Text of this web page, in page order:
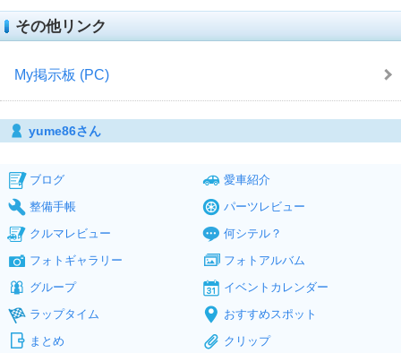
その他リンク
My掲示板 (PC)
yume86さん
ブログ
愛車紹介
整備手帳
パーツレビュー
クルマレビュー
何シテル？
フォトギャラリー
フォトアルバム
グループ
イベントカレンダー
ラップタイム
おすすめスポット
まとめ
クリップ